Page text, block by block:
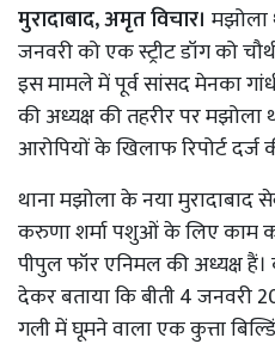
मुरादाबाद, अमृत विचार। मझोला
जनवरी को एक स्ट्रीट डॉग को
इस मामले में पूर्व सांसद मेनका
की अध्यक्ष की तहरीर पर
आरोपियों के खिलाफ रिपोर्ट दर्ज
थाना मझोला के नया मुरादाबाद
करुणा शर्मा पशुओं के लिए काम
पीपुल फॉर एनिमल की अध्यक्ष
देकर बताया कि बीती 4 जनवरी
गली में घूमने वाला एक कुत्ता